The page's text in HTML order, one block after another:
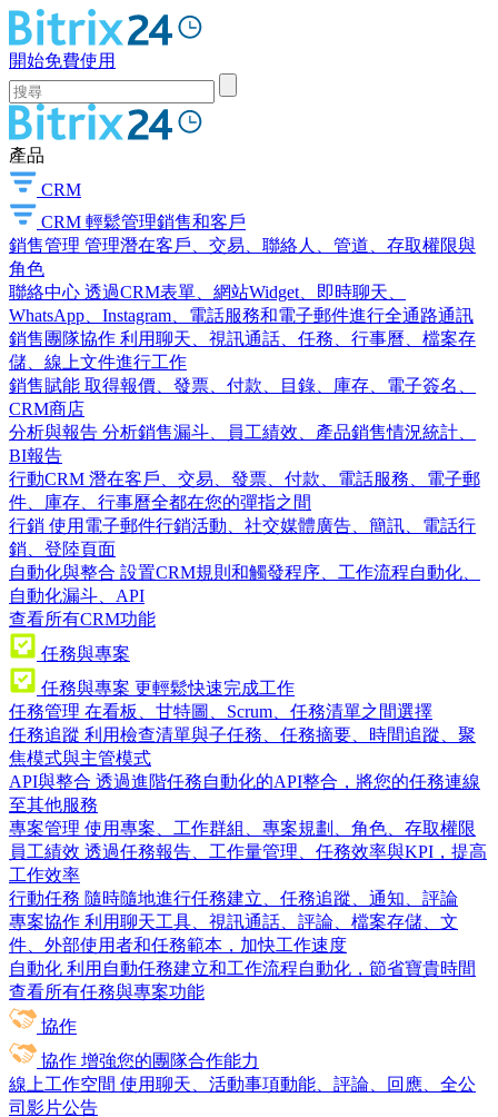
開始免費使用
產品
CRM
CRM 輕鬆管理銷售和客戶
銷售管理 管理潛在客戶、交易、聯絡人、管道、存取權限與
角色
聯絡中心 透過CRM表單、網站Widget、即時聊天、
WhatsApp、Instagram、電話服務和電子郵件進行全通路通訊
銷售團隊協作 利用聊天、視訊通話、任務、行事曆、檔案存
儲、線上文件進行工作
銷售賦能 取得報價、發票、付款、目錄、庫存、電子簽名、
CRM商店
分析與報告 分析銷售漏斗、員工績效、產品銷售情況統計、
BI報告
行動CRM 潛在客戶、交易、發票、付款、電話服務、電子郵
件、庫存、行事曆全都在您的彈指之間
行銷 使用電子郵件行銷活動、社交媒體廣告、簡訊、電話行
銷、登陸頁面
自動化與整合 設置CRM規則和觸發程序、工作流程自動化、
自動化漏斗、API
查看所有CRM功能
任務與專案
任務與專案 更輕鬆快速完成工作
任務管理 在看板、甘特圖、Scrum、任務清單之間選擇
任務追蹤 利用檢查清單與子任務、任務摘要、時間追蹤、聚
焦模式與主管模式
API與整合 透過進階任務自動化的API整合，將您的任務連線
至其他服務
專案管理 使用專案、工作群組、專案規劃、角色、存取權限
員工績效 透過任務報告、工作量管理、任務效率與KPI，提高
工作效率
行動任務 隨時隨地進行任務建立、任務追蹤、通知、評論
專案協作 利用聊天工具、視訊通話、評論、檔案存儲、文
件、外部使用者和任務範本，加快工作速度
自動化 利用自動任務建立和工作流程自動化，節省寶貴時間
查看所有任務與專案功能
協作
協作 增強您的團隊合作能力
線上工作空間 使用聊天、活動事項動能、評論、回應、全公
司影片公告